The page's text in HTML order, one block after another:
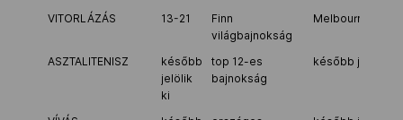
VITORLÁZÁS 13-21
Finn
világbajnokság
Melbourne/
ASZTALITENISZ
később
jelölik
ki
top 12-es
bajnokság
később jelölik ki